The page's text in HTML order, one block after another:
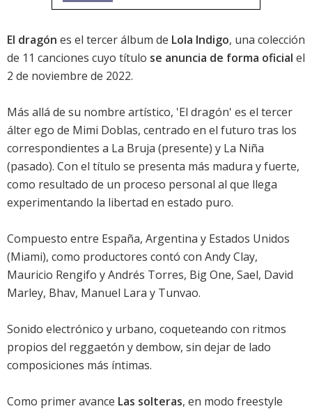
El dragón es el tercer álbum de Lola Indigo, una colección
de 11 canciones cuyo título se anuncia de forma oficial el
2 de noviembre de 2022.
Más allá de su nombre artístico, 'El dragón' es el tercer
álter ego de Mimi Doblas, centrado en el futuro tras los
correspondientes a La Bruja (presente) y La Niña
(pasado). Con el título se presenta más madura y fuerte,
como resultado de un proceso personal al que llega
experimentando la libertad en estado puro.
Compuesto entre España, Argentina y Estados Unidos
(Miami), como productores contó con Andy Clay,
Mauricio Rengifo y Andrés Torres, Big One, Sael, David
Marley, Bhav, Manuel Lara y Tunvao.
Sonido electrónico y urbano, coqueteando con ritmos
propios del reggaetón y dembow, sin dejar de lado
composiciones más íntimas.
Como primer avance Las solteras, en modo freestyle